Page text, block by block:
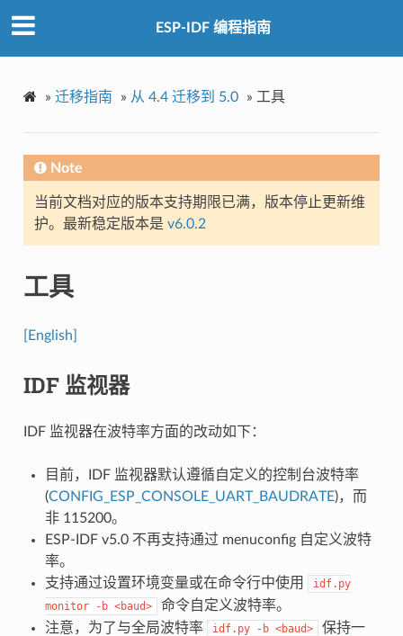
ESP-IDF 编程指南
» 迁移指南 » 从 4.4 迁移到 5.0 » 工具
Note
当前文档对应的版本支持期限已满，版本停止更新维
护。最新稳定版本是 v6.0.2
工具
[English]
IDF 监视器
IDF 监视器在波特率方面的改动如下：
目前，IDF 监视器默认遵循自定义的控制台波特率
(CONFIG_ESP_CONSOLE_UART_BAUDRATE)，而
非 115200。
ESP-IDF v5.0 不再支持通过 menuconfig 自定义波特
率。
支持通过设置环境变量或在命令行中使用
idf.py
monitor
-b <baud>
命令自定义波特率。
注意，为了与全局波特率
idf.py -b <baud>
保持一